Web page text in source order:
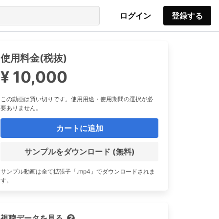
ログイン 登録する
使用料金(税抜)
¥ 10,000
この動画は買い切りです。使用用途・使用期間の選択が必
要ありません。
カートに追加
サンプルをダウンロード (無料)
サンプル動画は全て拡張子「.mp4」でダウンロードされま
す。